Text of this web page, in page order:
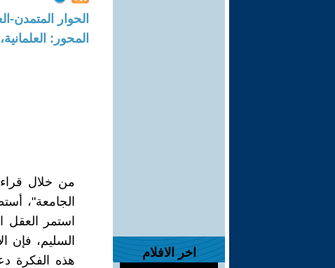
اخر الافلام
الحوار المتمدن-العدد: 1679 - 2006 / 9
المحور:
من خلال
الجامعة"،
استمر العقل
السليم، فإن
هذه الفكرة